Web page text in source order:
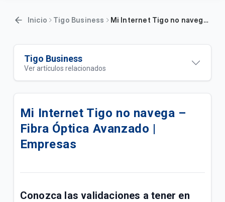
Inicio Tigo Business Mi Internet Tigo no navega – Fibra Óptica Avanzado | Empresas
Tigo Business
Ver artículos relacionados
eSIM para su línea móvil Tigo Business | Empresas
Conoce las mejoras realizadas a la red móvil Tigo |
Empresas
Conoce sobre el proceso de portabilidad a Tigo |
Empresas
Mi Internet Tigo no navega –
Fibra Óptica Avanzado |
Empresas
Conozca las validaciones a tener en